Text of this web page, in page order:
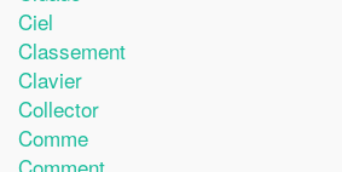
Ciel
Classement
Clavier
Collector
Comme